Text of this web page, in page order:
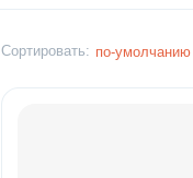
Сортировать: по-умолчанию